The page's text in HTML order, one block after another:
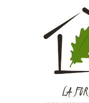
LA